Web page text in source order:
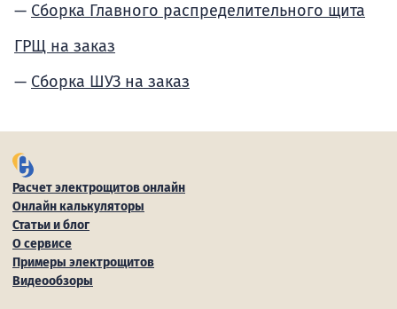
Сборка Главного распределительного щита
ГРЩ на заказ
Сборка ШУЗ на заказ
Расчет электрощитов онлайн
Онлайн калькуляторы
Статьи и блог
О сервисе
Примеры электрощитов
Видеообзоры